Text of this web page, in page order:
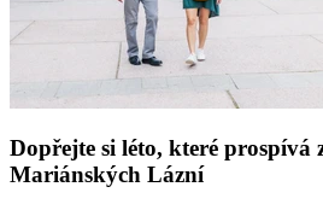
Dopřejte si léto, které prospívá
Mariánských Lázní